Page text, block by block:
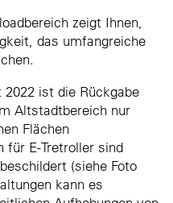
zeigt Ihnen,
das umfangreiche
ist die Rückgabe
Altstadtbereich nur
Flächen
für E-Tretroller sind
(siehe Foto
kann es